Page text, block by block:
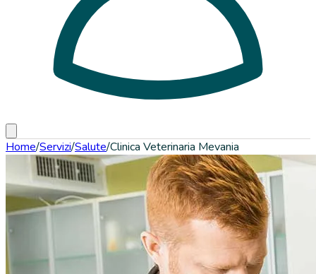
Home/Servizi/Salute/Clinica Veterinaria Mevania